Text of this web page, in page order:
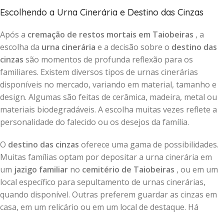
Escolhendo a Urna Cinerária e Destino das Cinzas
Após a cremação de restos mortais em Taiobeiras , a
escolha da urna cinerária e a decisão sobre o destino das
cinzas são momentos de profunda reflexão para os
familiares. Existem diversos tipos de urnas cinerárias
disponíveis no mercado, variando em material, tamanho e
design. Algumas são feitas de cerâmica, madeira, metal ou
materiais biodegradáveis. A escolha muitas vezes reflete a
personalidade do falecido ou os desejos da família.
O destino das cinzas oferece uma gama de possibilidades.
Muitas famílias optam por depositar a urna cinerária em
um jazigo familiar no cemitério de Taiobeiras , ou em um
local específico para sepultamento de urnas cinerárias,
quando disponível. Outras preferem guardar as cinzas em
casa, em um relicário ou em um local de destaque. Há